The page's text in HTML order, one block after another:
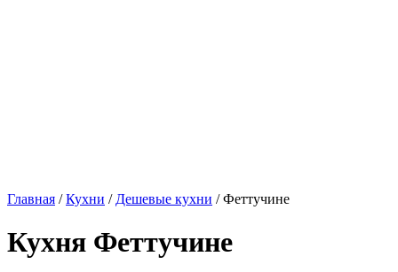
Главная /Кухни / Дешевые кухни / Феттучине
Кухня Феттучине